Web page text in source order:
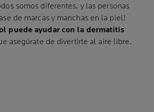
somos diferentes, y las personas
de marcas y manchas en la piel!
puede ayudar con la dermatitis
asegúrate de divertirte al aire libre.